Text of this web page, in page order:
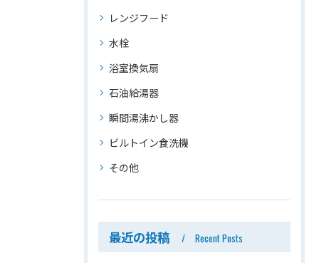
レンジフード
水栓
浴室換気扇
石油給湯器
瞬間湯沸かし器
ビルトイン食洗機
その他
最近の投稿 Recent Posts